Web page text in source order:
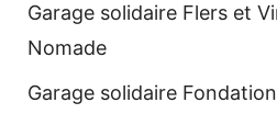
Garage solidaire Flers et
Nomade
Garage solidaire